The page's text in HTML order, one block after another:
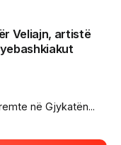
Veliajn, artistë
në Gjykatën...